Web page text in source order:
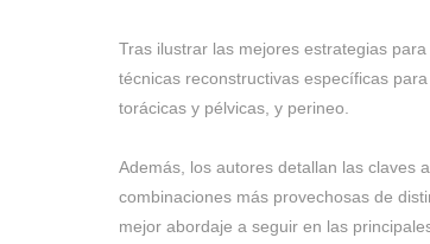
Tras ilustrar las mejores estrategias
técnicas reconstructivas específicas
torácicas y pélvicas, y perineo.
Además, los autores detallan las claves
combinaciones más provechosas de
mejor abordaje a seguir en las